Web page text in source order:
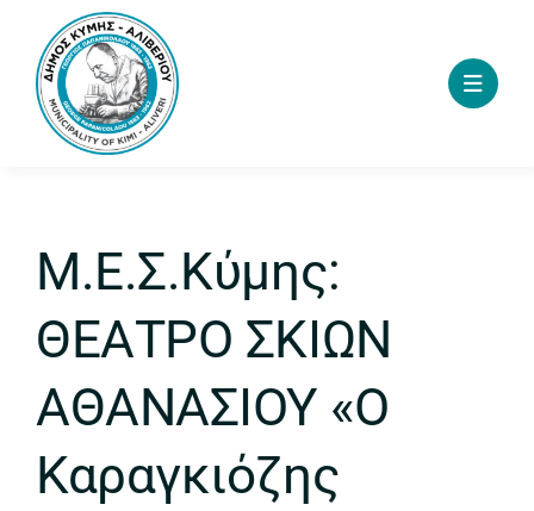
content
Μ.Ε.Σ.Κύμης:
ΘΕΑΤΡΟ ΣΚΙΩΝ
ΑΘΑΝΑΣΙΟΥ «Ο
Καραγκιόζης